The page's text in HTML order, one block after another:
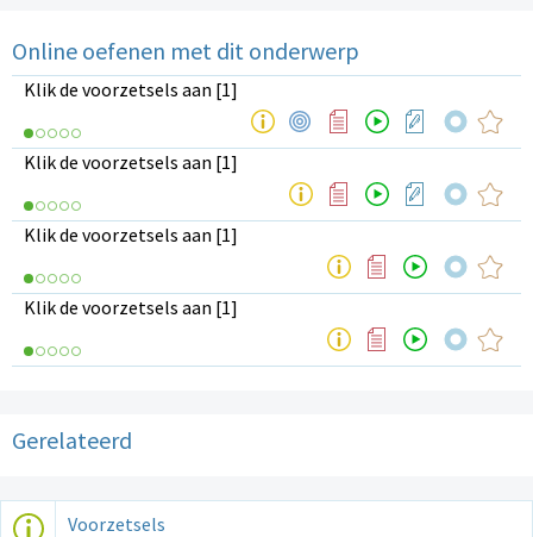
Online oefenen met dit onderwerp
Klik de voorzetsels aan [1]
Klik de voorzetsels aan [1]
Klik de voorzetsels aan [1]
Klik de voorzetsels aan [1]
Gerelateerd
Voorzetsels